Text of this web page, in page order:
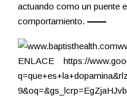
actuando como un puente
comportamiento.
ENLACE https://